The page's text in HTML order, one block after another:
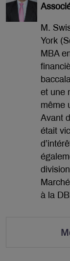
M.
York
MBA
et une
même
Avant
était
à la